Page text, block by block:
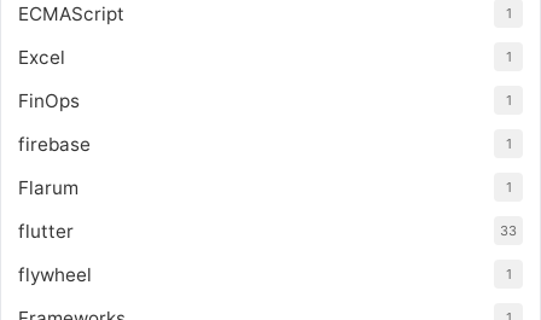
ECMAScript 1
Excel 1
FinOps 1
firebase 1
Flarum 1
flutter 33
flywheel 1